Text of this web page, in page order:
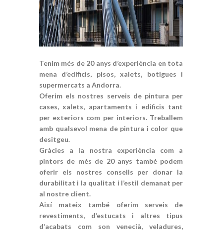
Tenim més de 20 anys d’experiència en tota
mena d’edificis, pisos, xalets, botigues i
supermercats a Andorra.
Oferim els nostres serveis de pintura per
cases, xalets, apartaments i edificis tant
per exteriors com per interiors. Treballem
amb qualsevol mena de pintura i color que
desitgeu.
Gràcies a la nostra experiència com a
pintors de més de 20 anys també podem
oferir els nostres consells per donar la
durabilitat i la qualitat i l’estil demanat per
al nostre client.
Així mateix també oferim serveis de
revestiments, d’estucats i altres tipus
d’acabats com son venecià, veladures,